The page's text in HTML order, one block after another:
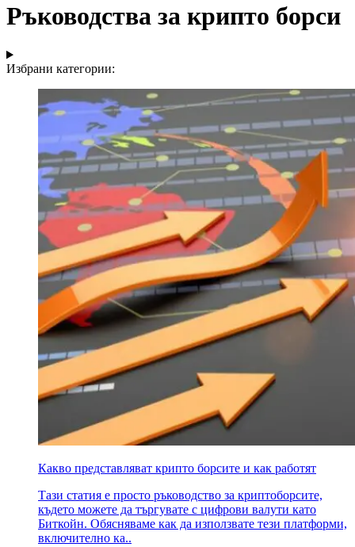
Ръководства за крипто борси
Избрани категории:
Какво представляват крипто борсите и как работят
Тази статия е просто ръководство за криптоборсите,
където можете да търгувате с цифрови валути като
Биткойн. Обясняваме как да използвате тези платформи,
включително ка..